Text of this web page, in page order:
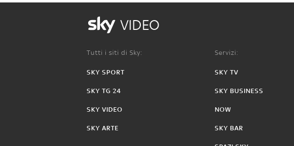
VIDEO
Tutti i siti di Sky:
SKY SPORT
SKY TG 24
SKY VIDEO
SKY ARTE
Servizi:
SKY TV
SKY BUSINESS
NOW
SKY BAR